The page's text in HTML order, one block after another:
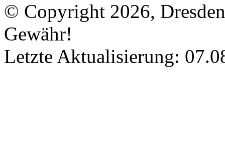
© Copyright 2026,
Gewähr!
Letzte Aktualisierung: